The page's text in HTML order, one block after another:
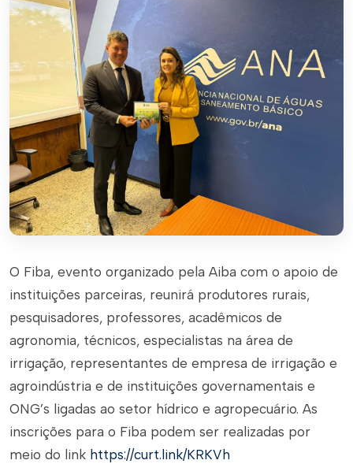
O Fiba, evento organizado pela Aiba com o apoio de
instituições parceiras, reunirá produtores rurais,
pesquisadores, professores, acadêmicos de
agronomia, técnicos, especialistas na área de
irrigação, representantes de empresa de irrigação e
agroindústria e de instituições governamentais e
ONG’s ligadas ao setor hídrico e agropecuário. As
inscrições para o Fiba podem ser realizadas por
meio do link https://curt.link/KRKVh